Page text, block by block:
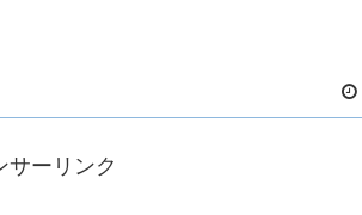
サーリンク